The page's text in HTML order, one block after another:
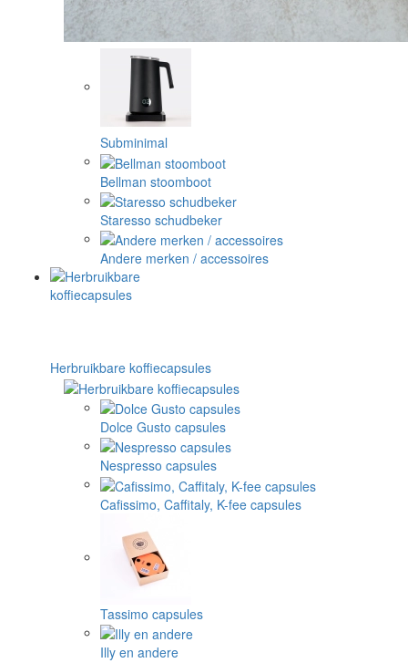
Subminimal
Bellman stoomboot
Staresso schudbeker
Andere merken / accessoires
Herbruikbare koffiecapsules
Dolce Gusto capsules
Nespresso capsules
Cafissimo, Caffitaly, K-fee capsules
Tassimo capsules
Illy en andere